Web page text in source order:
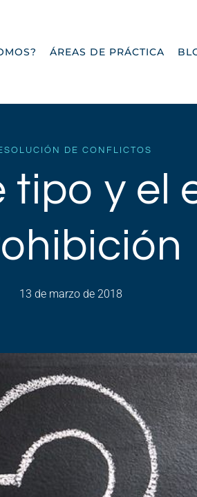
ÁREAS DE PRÁCTICA
DE CONFLICTOS
tipo y el
13 de marzo de 2018